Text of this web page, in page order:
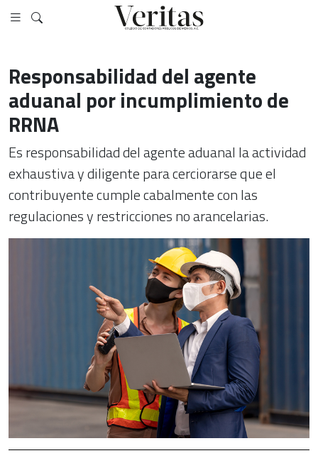
Responsabilidad del agente
aduanal por incumplimiento de
RRNA
Es responsabilidad del agente aduanal la actividad
exhaustiva y diligente para cerciorarse que el
contribuyente cumple cabalmente con las
regulaciones y restricciones no arancelarias.